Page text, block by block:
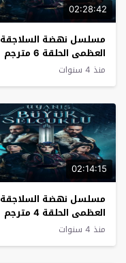
02:28:42
مسلسل نهضة السلاجقة
العظمى الحلقة 6 مترجم
منذ 4 سنوات
02:14:15
مسلسل نهضة السلاجقة
العظمى الحلقة 4 مترجم
منذ 4 سنوات